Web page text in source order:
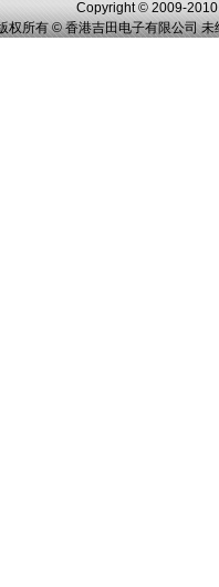
Copyright © 2009-
权所有 © 香港吉田电子有限公司